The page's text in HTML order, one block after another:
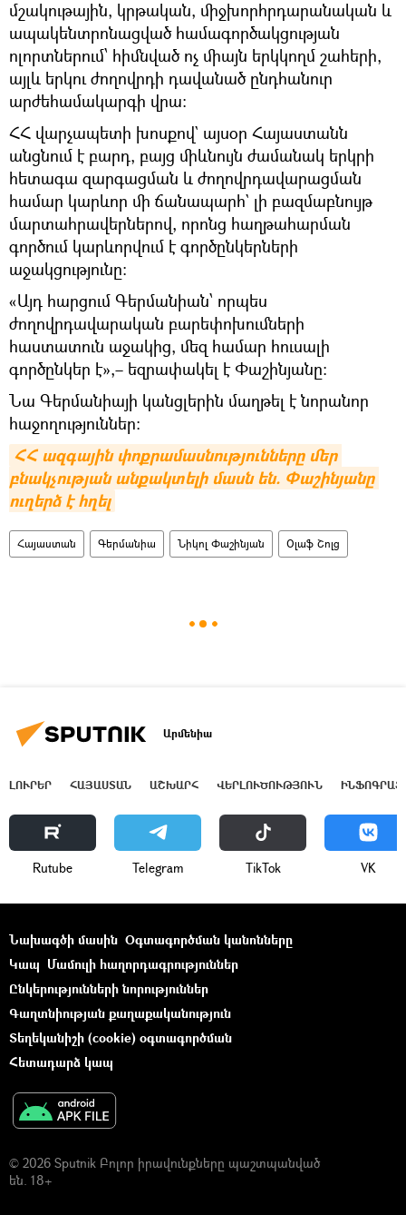
մշակութային, կրթական, միջխորհրդարանական և
ապակենտրոնացված համագործակցության
ոլորտներում՝ հիմնված ոչ միայն երկկողմ շահերի,
այլև երկու ժողովրդի դավանած ընդհանուր
արժեհամակարգի վրա:
ՀՀ վարչապետի խոսքով` այսօր Հայաստանն
անցնում է բարդ, բայց միևնույն ժամանակ երկրի
հետագա զարգացման և ժողովրդավարացման
համար կարևոր մի ճանապարհ` լի բազմաբնույթ
մարտահրավերներով, որոնց հաղթահարման
գործում կարևորվում է գործընկերների
աջակցությունը:
«Այդ հարցում Գերմանիան՝ որպես
ժողովրդավարական բարեփոխումների
հաստատուն աջակից, մեզ համար հուսալի
գործընկեր է»,– եզրափակել է Փաշինյանը:
Նա Գերմանիայի կանցլերին մաղթել է նորանոր
հաջողություններ:
ՀՀ ազգային փոքրամասնությունները մեր
բնակչության անքակտելի մասն են. Փաշինյանը
ուղերձ է հղել
Հայաստան Գերմանիա Նիկոլ Փաշինյան Օլաֆ Շոլց
Արմենիա
ԼՈՒՐԵՐ ՀԱՅԱՍՏԱՆ ԱՇԽԱՐՀ ՎԵՐԼՈՒԾՈՒԹՅՈՒՆ
Rutube Telegram ТikТоk VK
Նախագծի մասին Օգտագործման կանոնները
Կապ Մամուլի հաղորդագրություններ
Ընկերությունների նորություններ
Գաղտնիության քաղաքականություն
Տեղեկանիշի (cookie) օգտագործման
Հետադարձ կապ
© 2026 Sputnik Բոլոր իրավունքները պաշտպանված
են. 18+